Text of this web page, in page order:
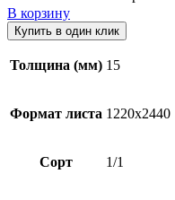
В корзину
Купить в один клик
Толщина (мм) 15
Формат листа 1220х2440
Сорт 1/1